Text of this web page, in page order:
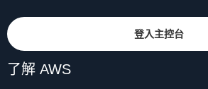
登入主控台
了解 AWS